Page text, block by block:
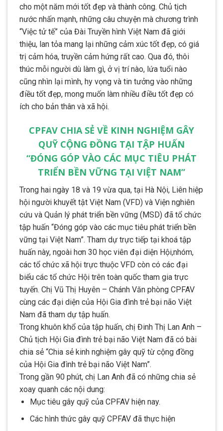
cho một năm mới tốt đẹp và thành công. Chủ tịch
nước nhấn mạnh, những câu chuyện mà chương trình
“Việc tử tế” của Đài Truyền hình Việt Nam đã giới
thiệu, lan tỏa mang lại những cảm xúc tốt đẹp, có giá
trị cảm hóa, truyền cảm hứng rất cao. Qua đó, thôi
thúc mỗi người dù làm gì, ở vị trí nào, lứa tuổi nào
cũng nhìn lại mình, hy vọng và tin tưởng vào những
điều tốt đẹp, mong muốn làm nhiều điều tốt đẹp có
ích cho bản thân và xã hội.
CPFAV CHIA SẺ VỀ KINH NGHIỆM GÂY
QUỸ CỘNG ĐỒNG TẠI TẬP HUẤN
“ĐÓNG GÓP VÀO CÁC MỤC TIÊU PHÁT
TRIỂN BỀN VỮNG TẠI VIỆT NAM”
Trong hai ngày 18 và 19 vừa qua, tại Hà Nội, Liên hiệp
hội người khuyết tật Việt Nam (VFD) và Viện nghiên
cứu và Quản lý phát triển bền vững (MSD) đã tổ chức
tập huấn “Đóng góp vào các mục tiêu phát triển bền
vững tại Việt Nam”. Tham dự trực tiếp tại khoá tập
huấn này, ngoài hơn 30 học viên đại diện Hội,nhóm,
các tổ chức xã hội trực thuộc VFD còn có các đại
biểu các tổ chức Hội trên toàn quốc tham gia trực
tuyến. Chị Vũ Thị Huyên – Chánh Văn phòng CPFAV
cùng các đại diện của Hội Gia đình trẻ bại não Việt
Nam đã tham dự tập huấn.
Trong khuôn khổ của tập huấn, chị Đinh Thị Lan Anh –
Chủ tịch Hội Gia đình trẻ bại não Việt Nam đã có bài
chia sẻ “Chia sẻ kinh nghiệm gây quỹ từ cộng đồng
của Hội Gia đình trẻ bại não Việt Nam”.
Trong gần 90 phút, chị Lan Anh đã có những chia sẻ
xoay quanh các nội dung:
Mục tiêu gây quỹ của CPFAV hiện nay.
Các hình thức gây quỹ CPFAV đã thực hiện